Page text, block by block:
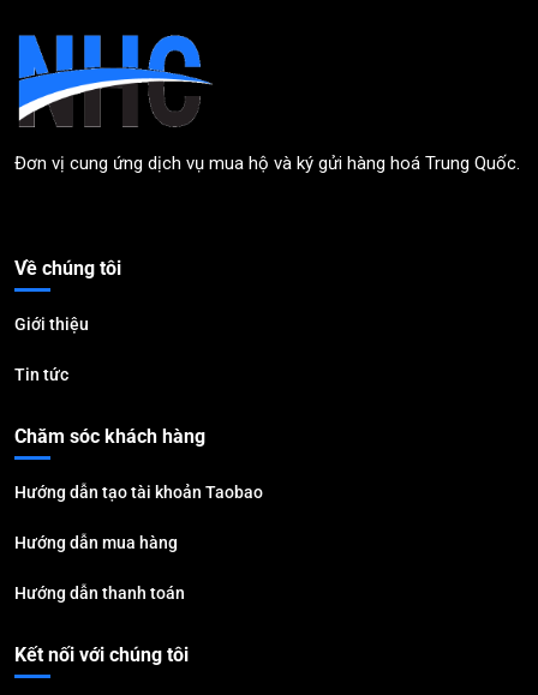
Đơn vị cung ứng dịch vụ mua hộ và ký gửi hàng hoá Trung Quốc.
Về chúng tôi
Giới thiệu
Tin tức
Chăm sóc khách hàng
Hướng dẫn tạo tài khoản Taobao
Hướng dẫn mua hàng
Hướng dẫn thanh toán
Kết nối với chúng tôi